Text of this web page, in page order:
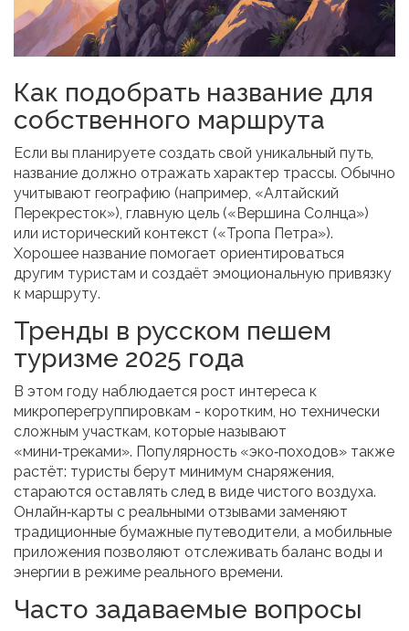
Как подобрать название для
собственного маршрута
Если вы планируете создать свой уникальный путь,
название должно отражать характер трассы. Обычно
учитывают географию (например, «Алтайский
Перекресток»), главную цель («Вершина Солнца»)
или исторический контекст («Тропа Петра»).
Хорошее название помогает ориентироваться
другим туристам и создаёт эмоциональную привязку
к маршруту.
Тренды в русском пешем
туризме 2025 года
В этом году наблюдается рост интереса к
микроперегруппировкам - коротким, но технически
сложным участкам, которые называют
«мини‑треками». Популярность «эко‑походов» также
растёт: туристы берут минимум снаряжения,
стараются оставлять след в виде чистого воздуха.
Онлайн‑карты с реальными отзывами заменяют
традиционные бумажные путеводители, а мобильные
приложения позволяют отслеживать баланс воды и
энергии в режиме реального времени.
Часто задаваемые вопросы